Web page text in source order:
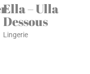
Ella – Ulla
Dessous
Lingerie